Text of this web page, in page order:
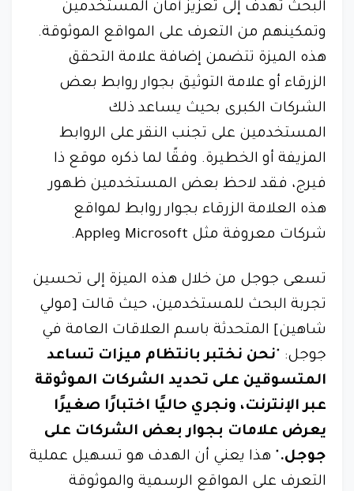
البحث تهدف إلى تعزيز أمان المستخدمين
وتمكينهم من التعرف على المواقع الموثوقة.
هذه الميزة تتضمن إضافة علامة التحقق
الزرقاء أو علامة التوثيق بجوار روابط بعض
الشركات الكبرى بحيث يساعد ذلك
المستخدمين على تجنب النقر على الروابط
المزيفة أو الخطيرة. وفقًا لما ذكره موقع ذا
فيرج، فقد لاحظ بعض المستخدمين ظهور
هذه العلامة الزرقاء بجوار روابط لمواقع
شركات معروفة مثل Microsoft وApple.
تسعى جوجل من خلال هذه الميزة إلى تحسين
تجربة البحث للمستخدمين، حيث قالت [مولي
شاهين] المتحدثة باسم العلاقات العامة في
جوجل: "نحن نختبر بانتظام ميزات تساعد
المتسوقين على تحديد الشركات الموثوقة
عبر الإنترنت، ونجري حاليًا اختبارًا صغيرًا
يعرض علامات بجوار بعض الشركات على
جوجل." هذا يعني أن الهدف هو تسهيل عملية
التعرف على المواقع الرسمية والموثوقة